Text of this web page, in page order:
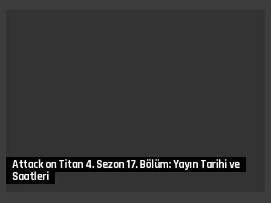
Attack on Titan 4. Sezon 17. Bölüm: Yayın Tarihi ve
Saatleri